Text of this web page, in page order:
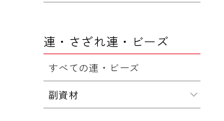
連・さざれ連・ビーズ
すべての連・ビーズ
副資材